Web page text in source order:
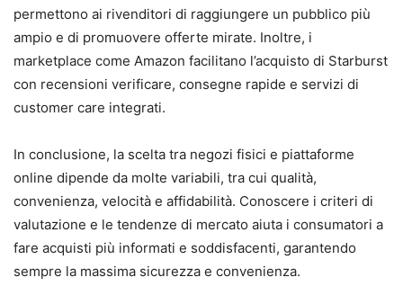
permettono ai rivenditori di raggiungere un pubblico più
ampio e di promuovere offerte mirate. Inoltre, i
marketplace come Amazon facilitano l’acquisto di Starburst
con recensioni verificare, consegne rapide e servizi di
customer care integrati.
In conclusione, la scelta tra negozi fisici e piattaforme
online dipende da molte variabili, tra cui qualità,
convenienza, velocità e affidabilità. Conoscere i criteri di
valutazione e le tendenze di mercato aiuta i consumatori a
fare acquisti più informati e soddisfacenti, garantendo
sempre la massima sicurezza e convenienza.